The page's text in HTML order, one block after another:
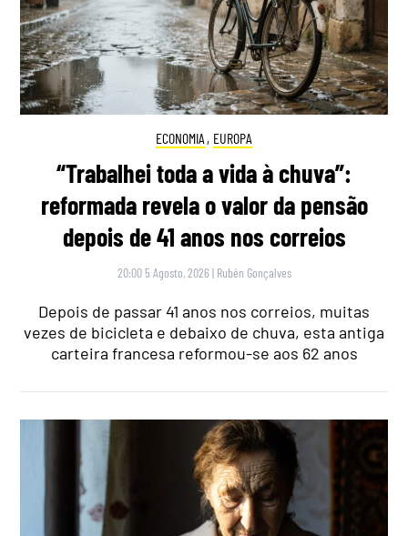
ECONOMIA , EUROPA
“Trabalhei toda a vida à chuva”:
reformada revela o valor da pensão
depois de 41 anos nos correios
20:00 5 Agosto, 2026 | Rubén Gonçalves
Depois de passar 41 anos nos correios, muitas
vezes de bicicleta e debaixo de chuva, esta antiga
carteira francesa reformou-se aos 62 anos